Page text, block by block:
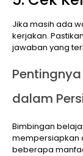
Jika masih ada
kerjakan.
jawaban yang
dalam
Bimbingan
mempersiapkan
beberapa